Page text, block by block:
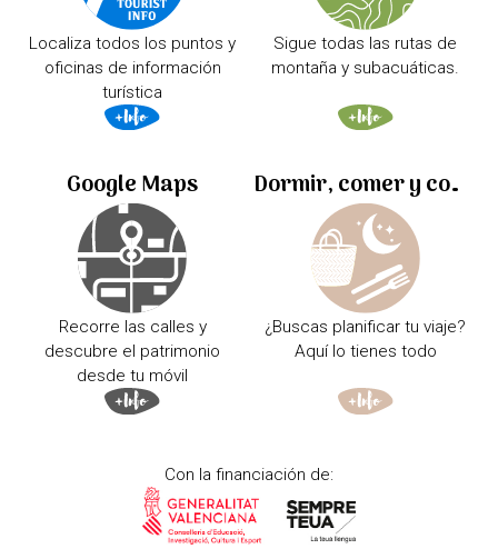
Localiza todos los puntos y
oficinas de información
turística
Sigue todas las rutas de
montaña y subacuáticas.
Google Maps
Recorre las calles y
descubre el patrimonio
desde tu móvil
Dormir, comer y comprar
¿Buscas planificar tu viaje?
Aquí lo tienes todo
Con la financiación de: